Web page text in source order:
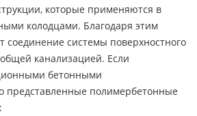
которые применяются в
колодцами. Благодаря этим
соединение системы поверхностного
канализацией. Если
бетонными
представленные полимербетонные